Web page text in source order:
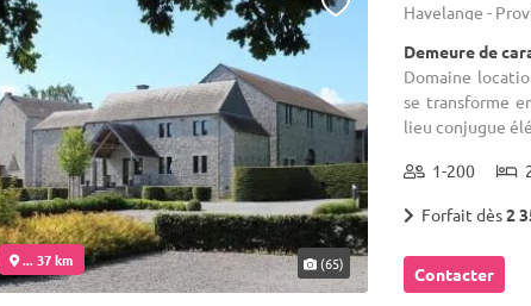
... 37 km (65)
Havelange -
Demeure de
Domaine
se transforme
lieu conjugue
1-200
Forfait dès2
Contacter